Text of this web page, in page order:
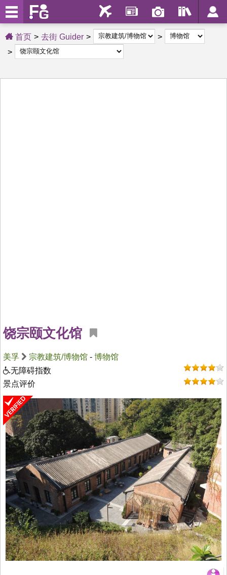
首页 去街 Guider
饶宗颐文化馆
美孚 宗教建筑/博物馆 - 博物馆
无障碍指数
景点评价